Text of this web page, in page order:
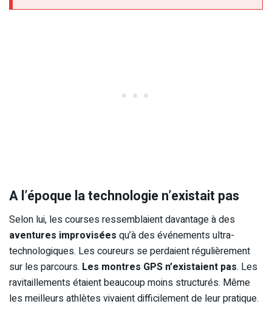
A l’époque la technologie n’existait pas
Selon lui, les courses ressemblaient davantage à des
aventures improvisées qu’à des événements ultra-
technologiques. Les coureurs se perdaient régulièrement
sur les parcours. Les montres GPS n’existaient pas. Les
ravitaillements étaient beaucoup moins structurés. Même
les meilleurs athlètes vivaient difficilement de leur pratique.